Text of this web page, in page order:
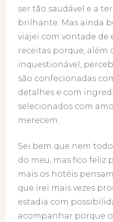
ser tão saudável e a
brilhante. Mas ainda
viajei com vontade de
receitas porque, além
inquestionável,
são confecionadas
detalhes e com
selecionados com
merecem.
Sei bem que nem
do meu, mas fico feliz
mais os hotéis
que irei mais vezes
estadia com
acompanhar porque